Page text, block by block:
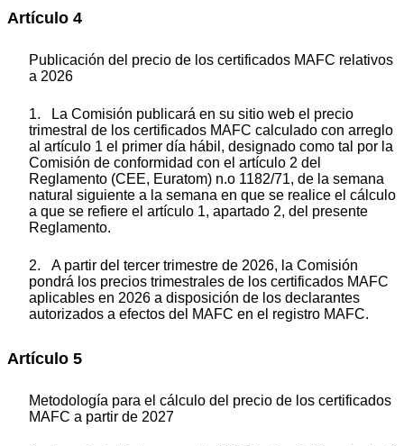
Artículo 4
Publicación del precio de los certificados MAFC relativos
a 2026
1. La Comisión publicará en su sitio web el precio
trimestral de los certificados MAFC calculado con arreglo
al artículo 1 el primer día hábil, designado como tal por la
Comisión de conformidad con el artículo 2 del
Reglamento (CEE, Euratom) n.o 1182/71, de la semana
natural siguiente a la semana en que se realice el cálculo
a que se refiere el artículo 1, apartado 2, del presente
Reglamento.
2. A partir del tercer trimestre de 2026, la Comisión
pondrá los precios trimestrales de los certificados MAFC
aplicables en 2026 a disposición de los declarantes
autorizados a efectos del MAFC en el registro MAFC.
Artículo 5
Metodología para el cálculo del precio de los certificados
MAFC a partir de 2027